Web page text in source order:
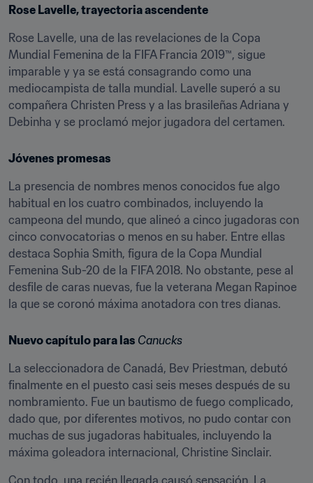
Rose Lavelle, trayectoria ascendente
Rose Lavelle, una de las revelaciones de la Copa
Mundial Femenina de la FIFA Francia 2019™, sigue
imparable y ya se está consagrando como una
mediocampista de talla mundial. Lavelle superó a su
compañera Christen Press y a las brasileñas Adriana y
Debinha y se proclamó mejor jugadora del certamen.
Jóvenes promesas
La presencia de nombres menos conocidos fue algo
habitual en los cuatro combinados, incluyendo la
campeona del mundo, que alineó a cinco jugadoras con
cinco convocatorias o menos en su haber. Entre ellas
destaca Sophia Smith, figura de la Copa Mundial
Femenina Sub-20 de la FIFA 2018. No obstante, pese al
desfile de caras nuevas, fue la veterana Megan Rapinoe
la que se coronó máxima anotadora con tres dianas.
Nuevo capítulo para las Canucks
La seleccionadora de Canadá, Bev Priestman, debutó
finalmente en el puesto casi seis meses después de su
nombramiento. Fue un bautismo de fuego complicado,
dado que, por diferentes motivos, no pudo contar con
muchas de sus jugadoras habituales, incluyendo la
máxima goleadora internacional, Christine Sinclair.
Con todo, una recién llegada causó sensación. La